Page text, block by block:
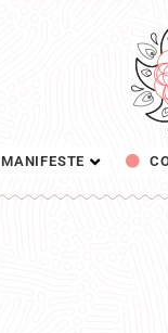
MANIFESTE